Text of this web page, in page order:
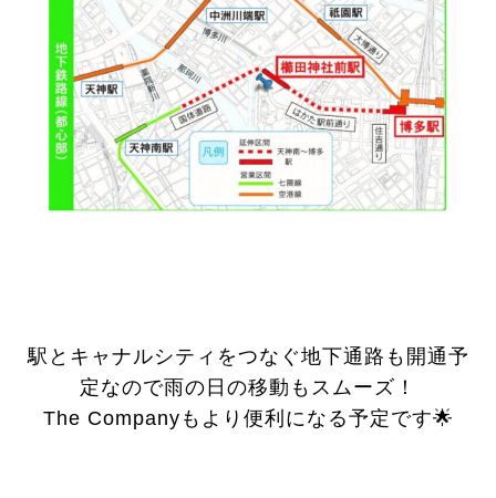
駅とキャナルシティをつなぐ地下通路も開通予
定なので雨の日の移動もスムーズ！
The Companyもより便利になる予定です🌟